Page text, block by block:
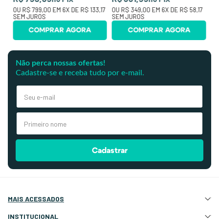
OU R$ 799,00 EM 6X DE R$ 133,17
SEM JUROS
COMPRAR AGORA
OU R$ 349,00 EM 6X DE R$ 58,17
SEM JUROS
COMPRAR AGORA
Não perca nossas ofertas!
Cadastre-se e receba tudo por e-mail.
Cadastrar
MAIS ACESSADOS
Atração e Ancoragem
INSTITUCIONAL